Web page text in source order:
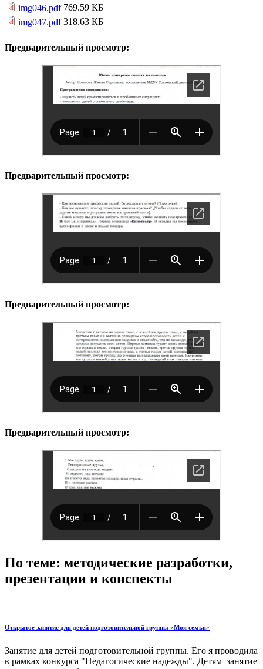
img046.pdf 769.59 КБ
img047.pdf 318.63 КБ
Предварительный просмотр:
Предварительный просмотр:
Предварительный просмотр:
Предварительный просмотр:
По теме: методические разработки,
презентации и конспекты
Открытое занятие для детей подготовительной группы «Моя семья»
Занятие для детей подготовительной группы. Его я проводила
в рамках конкурса "Педагогические надежды". Детям занятие